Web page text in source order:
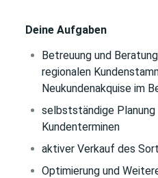
Deine Aufgaben
Betreuung und
regionalen
Neukundenakquise im
selbstständige Planung
Kundenterminen
aktiver Verkauf des
Optimierung und